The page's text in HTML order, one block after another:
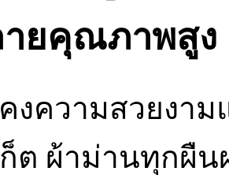
ยคุณภาพสูง
คงความสวยงา
ต ผ้าม่านทุกผืน